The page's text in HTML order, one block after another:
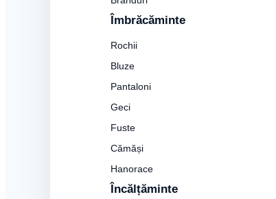
Îmbrăcăminte
Rochii
Bluze
Pantaloni
Geci
Fuste
Cămăși
Hanorace
Încălțăminte